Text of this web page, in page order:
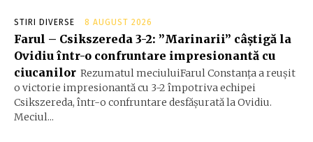
STIRI DIVERSE 8 AUGUST 2026
Farul – Csikszereda 3-2: ”Marinarii” câștigă la
Ovidiu într-o confruntare impresionantă cu
ciucanilor Rezumatul meciuluiFarul Constanța a reușit
o victorie impresionantă cu 3-2 împotriva echipei
Csikszereda, într-o confruntare desfășurată la Ovidiu.
Meciul...